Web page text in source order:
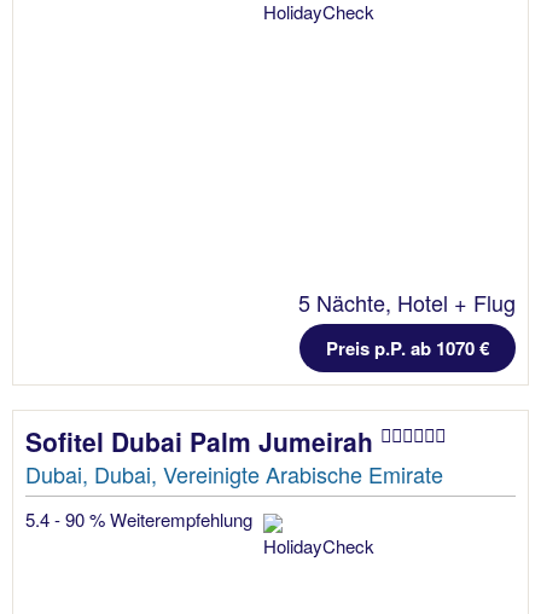
5 Nächte, Hotel + Flug
Preis p.P. ab 1070 €
Sofitel Dubai Palm Jumeirah
Dubai, Dubai, Vereinigte Arabische Emirate
5.4 - 90 % Weiterempfehlung